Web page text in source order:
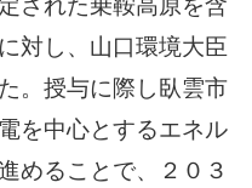
された乗鞍高原を含
対し、山口環境大臣
。授与に際し臥雲市
を中心とするエネル
めることで、２０３